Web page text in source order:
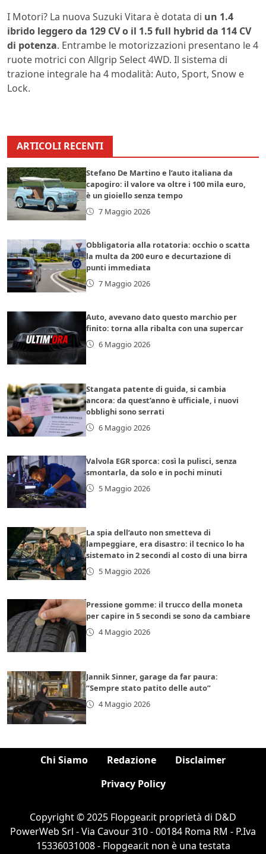
I Motori? La nuova Suzuki Vitara è dotata di un 1.4
ibrido leggero da 129 CV o il 1.5 full hybrid da 114 CV
di potenza. Entrambe le motorizzazioni presentano le 4
ruote motrici con Allgrip Select 4WD. Il sistema di
trazione integrale ha 4 modalità: Auto, Sport, Snow e
Lock.
ARTICOLI RECENTI
Stefano De Martino e l’auto italiana da
capogiro: il valore va oltre i 100 mila euro,
è un gioiello senza tempo
7 Maggio 2026
Obbligatoria alla rotatoria: occhio o scatta
la multa da 200 euro e decurtazione di
punti immediata
7 Maggio 2026
Auto, avevano dato questo marchio per
finito: torna alla ribalta con una supercar
6 Maggio 2026
Stangata patente di guida, si cambia
ancora: da quest’anno è ufficiale, i nuovi
obblighi sono serrati
6 Maggio 2026
Valvola EGR sporca: così la pulisci, senza
smontarla, da solo e in pochi minuti
5 Maggio 2026
La spia dell’auto non smetteva di
lampeggiare, era disastro: il tecnico lo ha
sistemato in 2 secondi al costo di una birra
5 Maggio 2026
Pressione gomme: il trucco della moneta
per capire in 5 secondi se sono da cambiare
4 Maggio 2026
Jannik Sinner, garage da far paura:
“Sempre stato patito delle auto”
4 Maggio 2026
Chi Siamo Redazione
Disclaimer
Privacy Policy
Copyright © 2025 Flopgear.it proprietà di D&D
PowerWeb Srl - Via Cavour 310 - 00184 Roma RM - P.Iva
15336031008 - Flopgear.it non è una testata